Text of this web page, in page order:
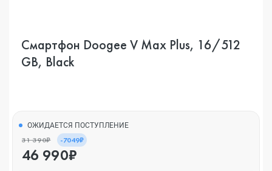
Смартфон Doogee V Max Plus, 16/512
GB, Black
ОЖИДАЕТСЯ ПОСТУПЛЕНИЕ
31 390₽ -7049₽
46 990₽